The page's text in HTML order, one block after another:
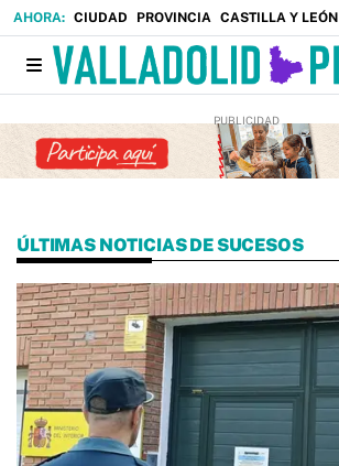
CIUDAD PROVINCIA CASTILLA Y LEÓN
ÚLTIMAS NOTICIAS DE SUCESOS